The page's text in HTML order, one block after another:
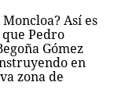
Así es
Pedro
Gómez
en
zona de